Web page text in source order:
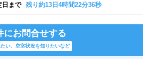
日まで 残り約13日4時間22分36秒
にお問合せする
い、空室状況を知りたいなど